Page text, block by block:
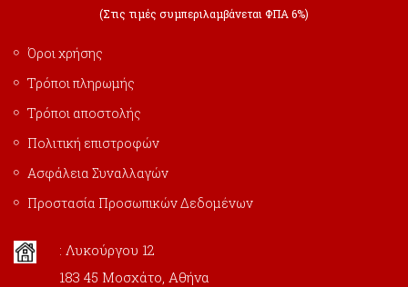
(Στις τιμές συμπεριλαμβάνεται ΦΠΑ 6%)
Όροι χρήσης
Τρόποι πληρωμής
Τρόποι αποστολής
Πολιτική επιστροφών
Ασφάλεια Συναλλαγών
Προστασία Προσωπικών Δεδομένων
: Λυκούργου 12
183 45 Μοσχάτο, Αθήνα